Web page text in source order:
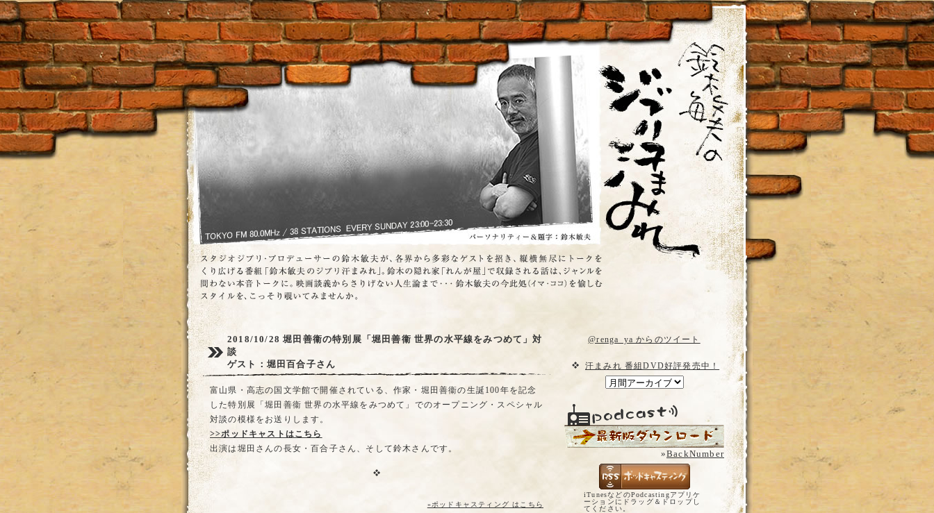
2018/10/28堀田善衞の特別展「堀田善衞 世界の水平線をみつめて」対
談
ゲスト：堀田百合子さん
富山県・高志の国文学館で開催されている、作家・堀田善衞の生誕100年を記念
した特別展「堀田善衞 世界の水平線をみつめて」でのオープニング・スペシャル
対談の模様をお送りします。
>>ポッドキャストはこちら
出演は堀田さんの長女・百合子さん、そして鈴木さんです。
»ポッドキャスティング はこちら
@renga_ya からのツイート
汗まみれ 番組DVD好評発売中！
»BackNumber
iTunesなどのPodcastingアプリケ
ーションにドラッグ＆ドロップし
てください。